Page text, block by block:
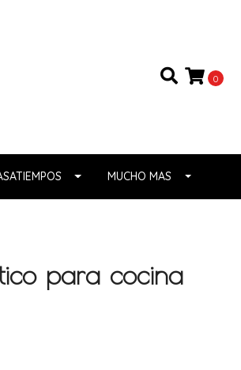
0
MUCHO MAS
para cocina